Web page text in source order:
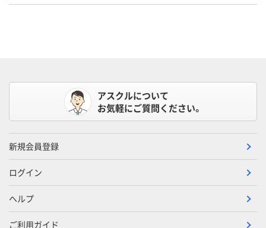
アスクルについて
お気軽にご質問ください。
新規会員登録
ログイン
ヘルプ
ご利用ガイド